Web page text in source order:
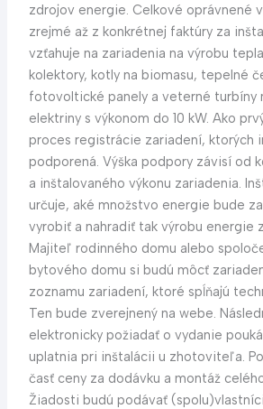
zdrojov energie. Celkové oprávnené
zrejmé až z konkrétnej faktúry za
vzťahuje na zariadenia na výrobu
kolektory, kotly na biomasu, tepelné
fotovoltické panely a veterné turbíny
elektriny s výkonom do 10 kW. Ako
proces registrácie zariadení, ktorých
podporená. Výška podpory závisí od
a inštalovaného výkonu zariadenia.
určuje, aké množstvo energie bude
vyrobiť a nahradiť tak výrobu energie
Majiteľ rodinného domu alebo
bytového domu si budú môcť
zoznamu zariadení, ktoré spĺňajú
Ten bude zverejnený na webe.
elektronicky požiadať o vydanie
uplatnia pri inštalácii u zhotoviteľa.
časť ceny za dodávku a montáž
Žiadosti budú podávať